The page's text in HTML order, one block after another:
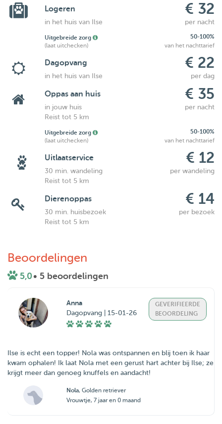
Logeren € 32
in het huis van Ilse per nacht
Uitgebreide zorg
50-100%
(laat uitchecken)
van het nachttarief
Dagopvang € 22
in het huis van Ilse per dag
Oppas aan huis € 35
in jouw huis
per nacht
Reist tot 5 km
Uitgebreide zorg
50-100%
(laat uitchecken)
van het nachttarief
Uitlaatservice € 12
30 min. wandeling
per wandeling
Reist tot 5 km
Dierenoppas € 14
30 min. huisbezoek
per bezoek
Reist tot 5 km
Beoordelingen
5,0• 5 beoordelingen
Anna
Dagopvang | 15-01-26
GEVERIFIEERDE
BEOORDELING
Ilse is echt een topper! Nola was ontspannen en blij toen ik haar
kwam ophalen! Ik laat Nola met een gerust hart achter bij Ilse; ze
krijgt meer dan genoeg knuffels en aandacht!
Nola, Golden retriever
Vrouwtje, 7 jaar en 0 maand